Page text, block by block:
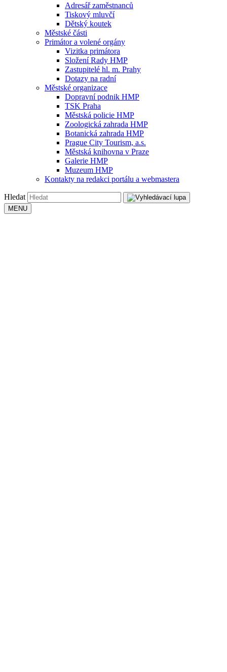
Adresář zaměstnanců
Tiskový mluvčí
Dětský koutek
Městské části
Primátor a volené orgány
Vizitka primátora
Složení Rady HMP
Zastupitelé hl. m. Prahy
Dotazy na radní
Městské organizace
Dopravní podnik HMP
TSK Praha
Městská policie HMP
Zoologická zahrada HMP
Botanická zahrada HMP
Prague City Tourism, a.s.
Městská knihovna v Praze
Galerie HMP
Muzeum HMP
Kontakty na redakci portálu a webmastera
Hledat
MENU